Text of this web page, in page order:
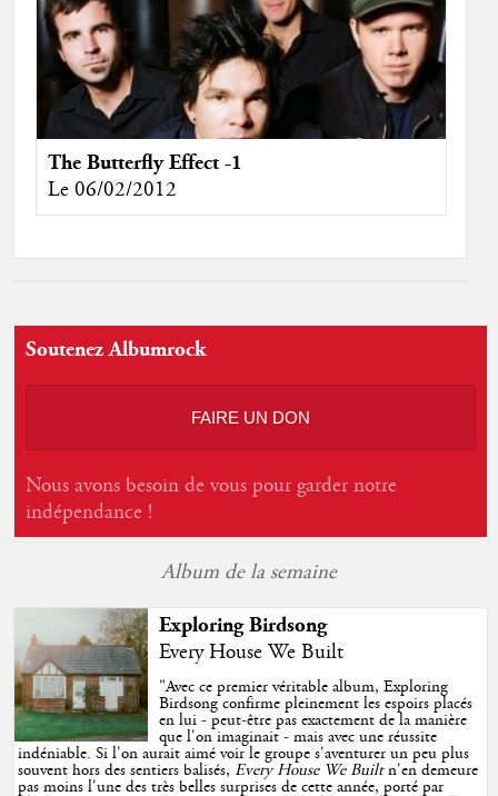
The Butterfly Effect -1
Le 06/02/2012
Soutenez Albumrock
FAIRE UN DON
Nous avons besoin de vous pour garder notre
indépendance !
Album de la semaine
Exploring Birdsong
Every House We Built
"Avec ce premier véritable album, Exploring
Birdsong confirme pleinement les espoirs placés
en lui - peut-être pas exactement de la manière
que l'on imaginait - mais avec une réussite
indéniable. Si l'on aurait aimé voir le groupe s'aventurer un peu plus
souvent hors des sentiers balisés,Every House We Builtn'en demeure
pas moins l'une des très belles surprises de cette année, porté par